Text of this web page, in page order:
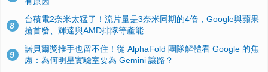
8
台積電2奈米太猛了！流片量是3奈米同期的4倍，Google與蘋果
搶首發、輝達與AMD排隊等產能
9
諾貝爾獎推手也留不住！從 AlphaFold 團隊解體看 Google 的焦
慮：為何明星實驗室要為 Gemini 讓路？